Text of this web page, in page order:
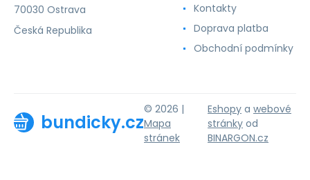
70030 Ostrava
Česká Republika
Kontakty
Doprava platba
Obchodní podmínky
bundicky.cz
© 2026 |
Mapa
stránek
Eshopy a webové
stránky od
BINARGON.cz